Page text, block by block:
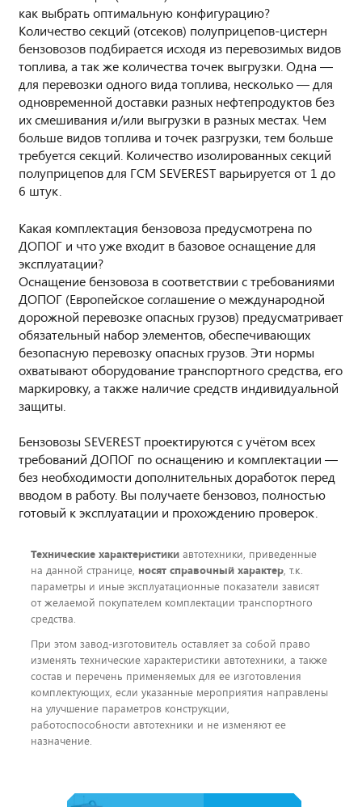
как выбрать оптимальную конфигурацию?
Количество секций (отсеков) полуприцепов-цистерн
бензовозов подбирается исходя из перевозимых видов
топлива, а так же количества точек выгрузки. Одна —
для перевозки одного вида топлива, несколько — для
одновременной доставки разных нефтепродуктов без
их смешивания и/или выгрузки в разных местах. Чем
больше видов топлива и точек разгрузки, тем больше
требуется секций. Количество изолированных секций
полуприцепов для ГСМ SEVEREST варьируется от 1 до
6 штук.
Какая комплектация бензовоза предусмотрена по
ДОПОГ и что уже входит в базовое оснащение для
эксплуатации?
Оснащение бензовоза в соответствии с требованиями
ДОПОГ (Европейское соглашение о международной
дорожной перевозке опасных грузов) предусматривает
обязательный набор элементов, обеспечивающих
безопасную перевозку опасных грузов. Эти нормы
охватывают оборудование транспортного средства, его
маркировку, а также наличие средств индивидуальной
защиты.
Бензовозы SEVEREST проектируются с учётом всех
требований ДОПОГ по оснащению и комплектации —
без необходимости дополнительных доработок перед
вводом в работу. Вы получаете бензовоз, полностью
готовый к эксплуатации и прохождению проверок.
Технические характеристики автотехники, приведенные
на данной странице, носят справочный характер, т.к.
параметры и иные эксплуатационные показатели зависят
от желаемой покупателем комплектации транспортного
средства.
При этом завод-изготовитель оставляет за собой право
изменять технические характеристики автотехники, а также
состав и перечень применяемых для ее изготовления
комплектующих, если указанные мероприятия направлены
на улучшение параметров конструкции,
работоспособности автотехники и не изменяют ее
назначение.